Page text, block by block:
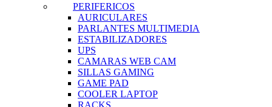
PERIFERICOS
AURICULARES
PARLANTES MULTIMEDIA
ESTABILIZADORES
UPS
CAMARAS WEB CAM
SILLAS GAMING
GAME PAD
COOLER LAPTOP
RACKS